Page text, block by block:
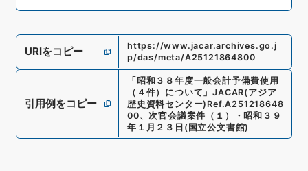
URIをコピー
https://www.jacar.archives.go.j
p/das/meta/A25121864800
引用例をコピー
「昭和３８年度一般会計予備費使用
（４件）について 」JACAR(アジア
歴史資料センター) Ref.A251218648
00、 次官会議案件（１）・昭和３９
年１月２３日 (国立公文書館)